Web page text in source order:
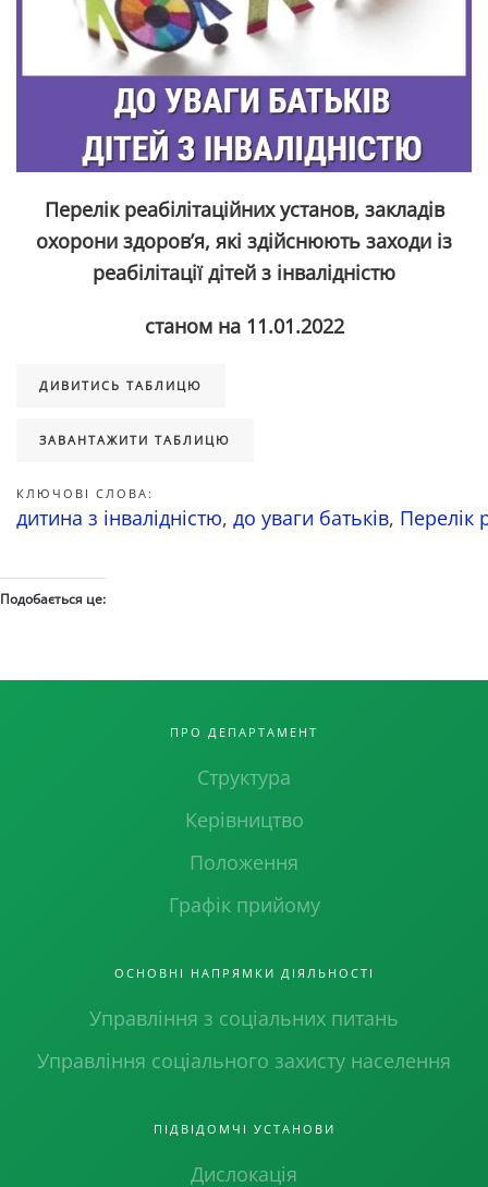
Перелік реабілітаційних установ, закладів
охорони здоров’я, які здійснюють заходи із
реабілітації дітей з інвалідністю
станом на 11.01.2022
ДИВИТИСЬ ТАБЛИЦЮ
ЗАВАНТАЖИТИ ТАБЛИЦЮ
КЛЮЧОВІ СЛОВА:
дитина з інвалідністю, до уваги батьків, Перелік
Подобається це:
ПРО ДЕПАРТАМЕНТ
Структура
Керівництво
Положення
Графік прийому
ОСНОВНІ НАПРЯМКИ ДІЯЛЬНОСТІ
Управління з соціальних питань
Управління соціального захисту населення
ПІДВІДОМЧІ УСТАНОВИ
Дислокація